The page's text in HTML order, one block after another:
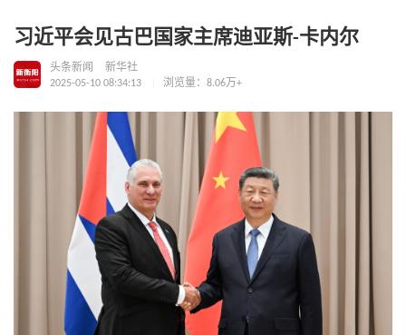
习近平会见古巴国家主席迪亚斯-卡内尔
头条新闻
新华社
2025-05-10 08:34:13
浏览量：8.06万+